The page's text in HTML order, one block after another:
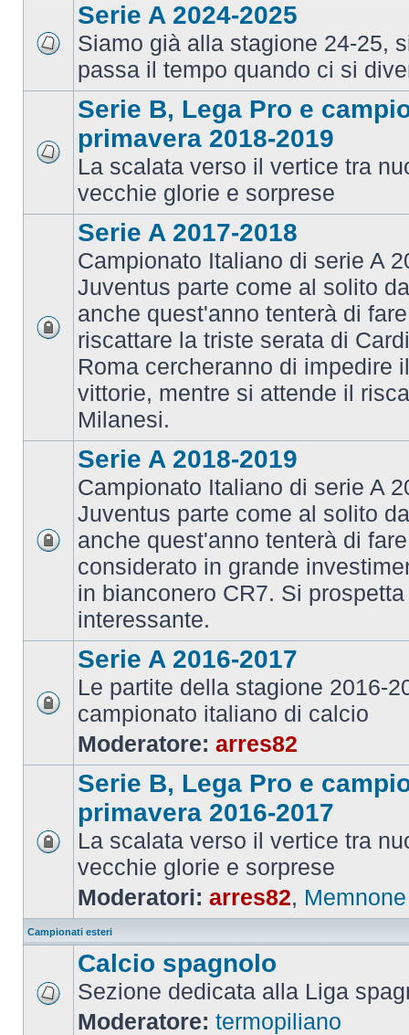
Serie A 2024-2025
Siamo già alla stagione 24-25,
passa il tempo quando ci si
Serie B, Lega Pro e
primavera 2018-2019
La scalata verso il vertice tra
vecchie glorie e sorprese
Serie A 2017-2018
Campionato Italiano di serie A
Juventus parte come al solito
anche quest'anno tenterà di
riscattare la triste serata di
Roma cercheranno di impedire
vittorie, mentre si attende il
Milanesi.
Serie A 2018-2019
Campionato Italiano di serie A
Juventus parte come al solito
anche quest'anno tenterà di
considerato in grande
in bianconero CR7. Si
interessante.
Serie A 2016-2017
Le partite della stagione 2016-
campionato italiano di calcio
Moderatore: arres82
Serie B, Lega Pro e
primavera 2016-2017
La scalata verso il vertice tra
vecchie glorie e sorprese
Moderatori: arres82, Memnone
Campionati esteri
Calcio spagnolo
Sezione dedicata alla Liga
Moderatore: termopiliano